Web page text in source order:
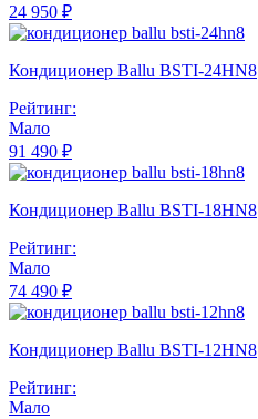
24 950 ₽
Кондиционер Ballu BSTI-24HN8
Рейтинг:
Мало
91 490 ₽
Кондиционер Ballu BSTI-18HN8
Рейтинг:
Мало
74 490 ₽
Кондиционер Ballu BSTI-12HN8
Рейтинг:
Мало